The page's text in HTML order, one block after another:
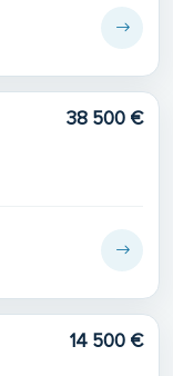
38 500 €
14 500 €